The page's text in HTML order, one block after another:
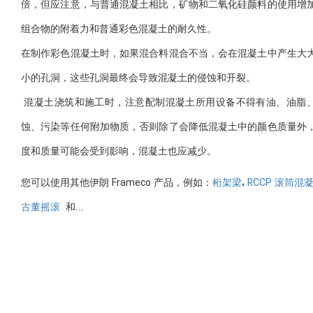
倍，但应注意，与普通混凝土相比，矿物和二氧化硅颜料的使用增
组合物的附着力和普通彩色混凝土的耐久性。
在制作彩色混凝土时，如果混合料混合不当，会在混凝土中产生大
小的孔洞，这些孔洞最终会导致混凝土的侵蚀和开裂。
混凝土浇筑和施工时，注意配制混凝土所用设备不得有油、油脂
蚀、污染等任何附加物质，否则除了会降低混凝土中的颜色质量外
度和质量可能会受到影响，混凝土也应减少。
您可以使用其他伊朗 Frameco 产品，例如：桁架梁،RCCP 滚筒混
古董摇滚 和...